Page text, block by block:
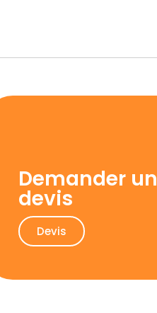
Demander un
devis
Devis